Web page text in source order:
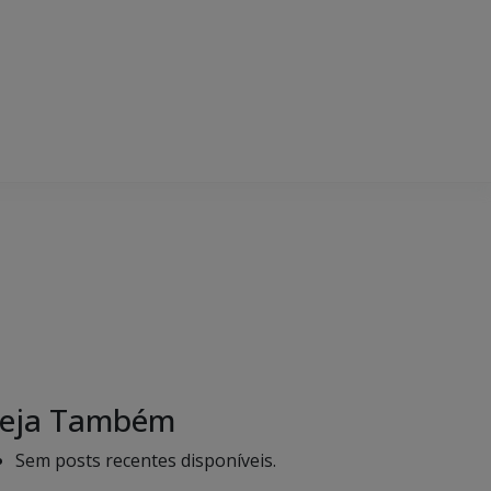
Também
Sem posts recentes disponíveis.